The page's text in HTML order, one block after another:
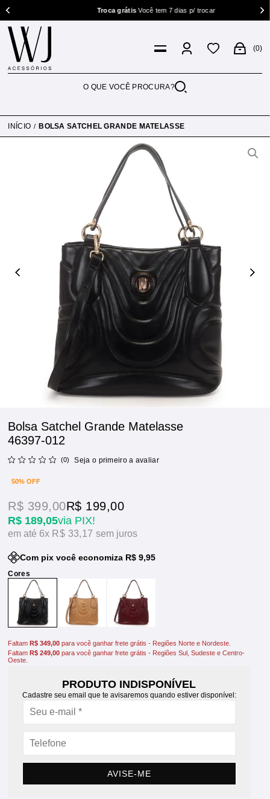
Troca grátisVocê tem 7 dias p/ trocar
0
INÍCIO BOLSA SATCHEL GRANDE MATELASSE
Bolsa Satchel Grande Matelasse
46397-012
(0) Seja o primeiro a avaliar
50% OFF
R$ 189,05via PIX!
R$ 399,00R$ 199,00
6x R$ 33,17sem juros
Com pix você economiza R$ 9,95
FaltamR$ 349,00 para você ganhar frete grátis - Regiões Norte e Nordeste.
FaltamR$ 249,00 para você ganhar frete grátis - Regiões Sul, Sudeste e Centro-
Oeste.
PRODUTO INDISPONÍVEL
Cadastre seu email que te avisaremos quando estiver disponível:
AVISE-ME